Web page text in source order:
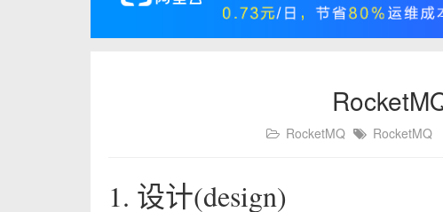
RocketMQ RocketMQ
1. 设计(design)